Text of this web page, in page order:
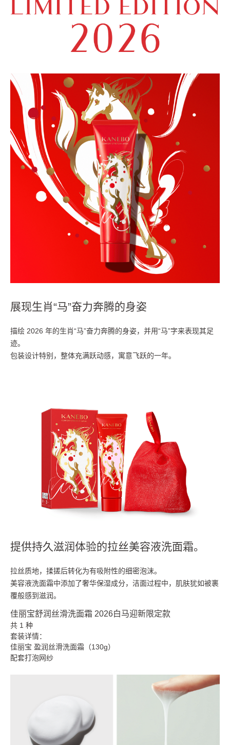
展现生肖“马”奋力奔腾的身姿
描绘 2026 年的生肖“马”奋力奔腾的身姿，并用“马”字来表现其足
迹。
包装设计特别，整体充满跃动感，寓意飞跃的一年。
提供持久滋润体验的拉丝美容液洗面霜。
拉丝质地，揉搓后转化为有吸附性的细密泡沫。
美容液洗面霜中添加了奢华保湿成分，洁面过程中，肌肤犹如被裹
覆般感到滋润。
佳丽宝舒润丝滑洗面霜 2026白马迎新限定款
共 1 种
套装详情：
佳丽宝 盈润丝滑洗面霜（130g）
配套打泡网纱